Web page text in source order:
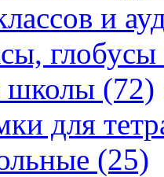
и
глобусы
школы (72)
для
(25)